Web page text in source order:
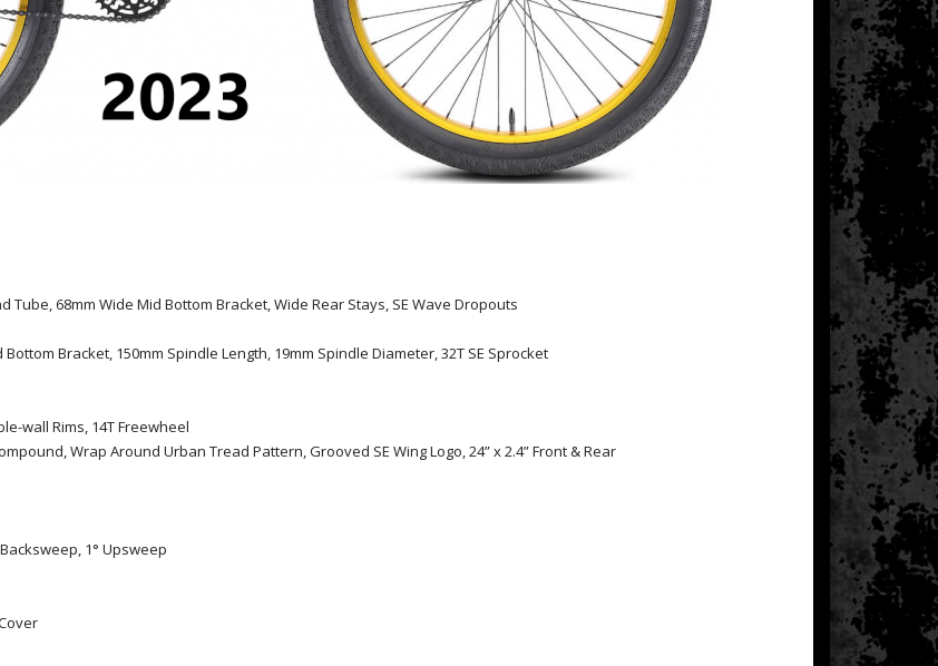
Tube, 68mm Wide Mid Bottom Bracket, Wide Rear Stays, SE Wave Dropouts
Bottom Bracket, 150mm Spindle Length, 19mm Spindle Diameter, 32T SE Sprocket
wall Rims, 14T Freewheel
Wrap Around Urban Tread Pattern, Grooved SE Wing Logo, 24” x 2.4” Front & Rear
1° Upsweep